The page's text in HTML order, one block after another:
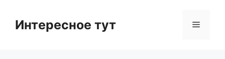
contentИнтересное тут Menu